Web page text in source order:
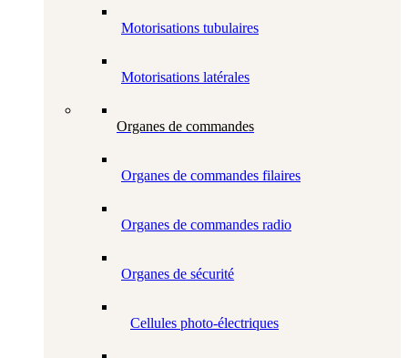
Motorisations tubulaires
Motorisations latérales
Organes de commandes
Organes de commandes filaires
Organes de commandes radio
Organes de sécurité
Cellules photo-électriques